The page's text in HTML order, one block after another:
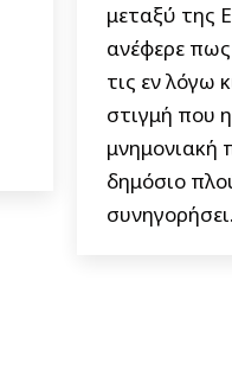
μεταξύ της
ανέφερε
τις εν λόγω
στιγμή που
μνημονιακή
δημόσιο
συνηγορήσει.